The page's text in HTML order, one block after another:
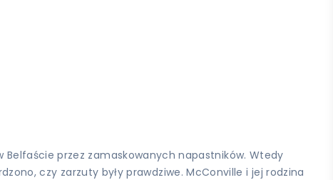
przez zamaskowanych napastników. Wtedy
czy zarzuty były prawdziwe. McConville i jej rodzina